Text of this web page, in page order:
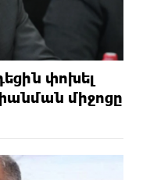
փոխել
միջոցը